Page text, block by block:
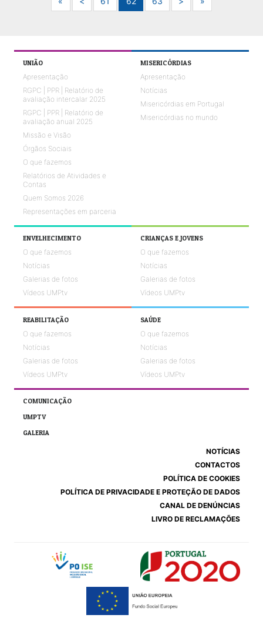
UNIÃO
Apresentação
RGPC | PPR | Relatório de
avaliação intercalar 2025
RGPC | PPR | Relatório de
avaliação anual 2025
Missão e Visão
Órgãos Sociais
O que fazemos
Relatórios de Atividades e
Contas
Quem Somos 2026
Representações em parceria
MISERICÓRDIAS
Apresentação
Notícias
Misericórdias em Portugal
Misericórdias no mundo
ENVELHECIMENTO
O que fazemos
Notícias
Galerias de fotos
Vídeos UMPtv
CRIANÇAS E JOVENS
O que fazemos
Notícias
Galerias de fotos
Vídeos UMPtv
REABILITAÇÃO
O que fazemos
Notícias
Galerias de fotos
Vídeos UMPtv
SAÚDE
O que fazemos
Notícias
Galerias de fotos
Vídeos UMPtv
COMUNICAÇÃO
UMPTV
GALERIA
NOTÍCIAS
CONTACTOS
POLÍTICA DE COOKIES
POLÍTICA DE PRIVACIDADE E PROTEÇÃO DE DADOS
CANAL DE DENÚNCIAS
LIVRO DE RECLAMAÇÕES